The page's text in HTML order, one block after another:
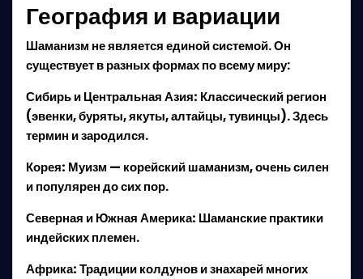
География и вариации
Шаманизм не является единой системой. Он
существует в разных формах по всему миру:
Сибирь и Центральная Азия: Классический регион
(эвенки, буряты, якуты, алтайцы, тувинцы). Здесь
термин и зародился.
Корея: Муизм — корейский шаманизм, очень силен
и популярен до сих пор.
Северная и Южная Америка: Шаманские практики
индейских племен.
Африка:Традиции колдунов и знахарей многих